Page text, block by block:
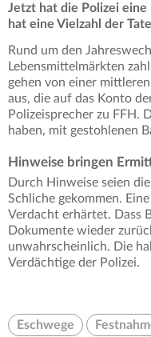
Jetzt hat die Polizei eine
hat eine Vielzahl der
Rund um den
Lebensmittelmärkten
gehen von einer
aus, die auf das Konto
Polizeisprecher zu FFH.
haben, mit gestohlenen
Hinweise bringen
Durch Hinweise seien
Schliche gekommen.
Verdacht erhärtet. Dass
Dokumente wieder
unwahrscheinlich. Die
Verdächtige der Polizei.
Eschwege